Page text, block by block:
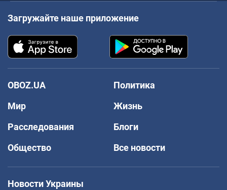
Загружайте наше приложение
OBOZ.UA
Политика
Мир
Жизнь
Расследования
Блоги
Общество
Все новости
Новости Украины